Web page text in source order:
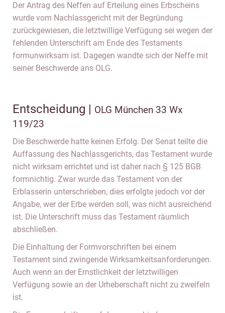
Der Antrag des Neffen auf Erteilung eines Erbscheins
wurde vom Nachlassgericht mit der Begründung
zurückgewiesen, die letztwillige Verfügung sei wegen der
fehlenden Unterschrift am Ende des Testaments
formunwirksam ist. Dagegen wandte sich der Neffe mit
seiner Beschwerde ans OLG.
Entscheidung | OLG München 33 Wx
119/23
Die Beschwerde hatte keinen Erfolg. Der Senat teilte die
Auffassung des Nachlassgerichts, das Testament wurde
nicht wirksam errichtet und ist daher nach § 125 BGB
formnichtig. Zwar wurde das Testament von der
Erblasserin unterschrieben, dies erfolgte jedoch vor der
Angabe, wer der Erbe werden soll, was nicht ausreichend
ist. Die Unterschrift muss das Testament räumlich
abschließen.
Die Einhaltung der Formvorschriften bei einem
Testament sind zwingende Wirksamkeitsanforderungen.
Auch wenn an der Ernstlichkeit der letztwilligen
Verfügung sowie an der Urheberschaft nicht zu zweifeln
ist.